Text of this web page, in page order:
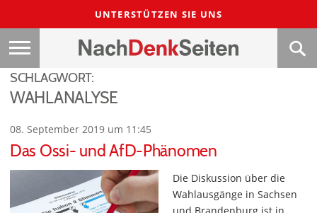
UNTERSTÜTZEN SIE UNS
SCHLAGWORT:
WAHLANALYSE
08. September 2019 um 11:45
Das Ossi- und AfD-Phänomen
Die Diskussion über die
Wahlausgänge in Sachsen